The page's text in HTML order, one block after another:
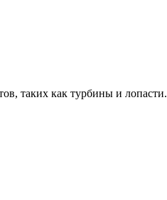
таких как турбины и лопасти.